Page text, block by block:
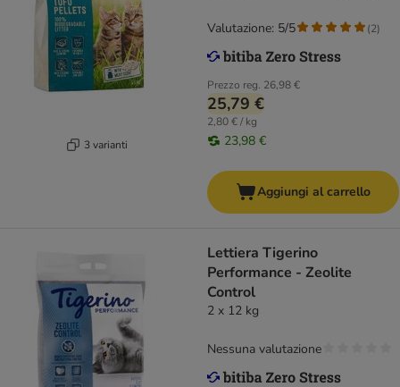
3 varianti
Prezzo reg. 26,98 €
25,79 €
2,80 € / kg
23,98 €
Valutazione: 5/5 (2)
Aggiungi al carrello
Lettiera Tigerino
Performance - Zeolite
Control
2 x 12 kg
Nessuna valutazione